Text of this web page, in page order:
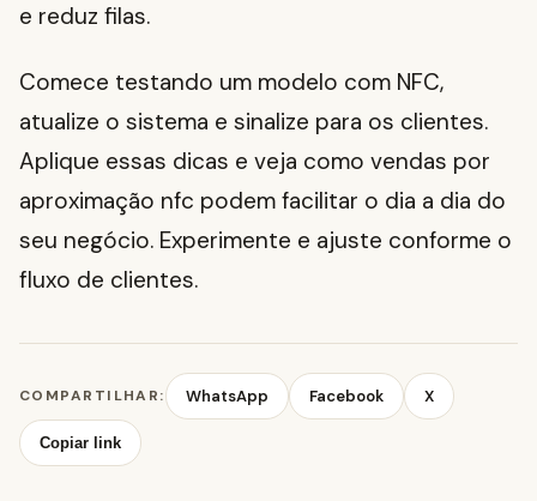
e reduz filas.
Comece testando um modelo com NFC,
atualize o sistema e sinalize para os clientes.
Aplique essas dicas e veja como vendas por
aproximação nfc podem facilitar o dia a dia do
seu negócio. Experimente e ajuste conforme o
fluxo de clientes.
COMPARTILHAR: WhatsApp Facebook X
Copiar link